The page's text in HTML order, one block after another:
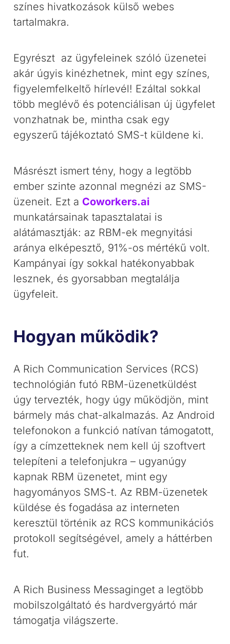
színes hivatkozások külső webes
tartalmakra.
Egyrészt az ügyfeleinek szóló üzenetei
akár úgyis kinézhetnek, mint egy színes,
figyelemfelkeltő hírlevél! Ezáltal sokkal
több meglévő és potenciálisan új ügyfelet
vonzhatnak be, mintha csak egy
egyszerű tájékoztató SMS-t küldene ki.
Másrészt ismert tény, hogy a legtöbb
ember szinte azonnal megnézi az SMS-
üzeneit. Ezt a Coworkers.ai
munkatársainak tapasztalatai is
alátámasztják: az RBM-ek megnyitási
aránya elképesztő, 91%-os mértékű volt.
Kampányai így sokkal hatékonyabbak
lesznek, és gyorsabban megtalálja
ügyfeleit.
Hogyan működik?
A Rich Communication Services (RCS)
technológián futó RBM-üzenetküldést
úgy tervezték, hogy úgy működjön, mint
bármely más chat-alkalmazás. Az Android
telefonokon a funkció natívan támogatott,
így a címzetteknek nem kell új szoftvert
telepíteni a telefonjukra – ugyanúgy
kapnak RBM üzenetet, mint egy
hagyományos SMS-t. Az RBM-üzenetek
küldése és fogadása az interneten
keresztül történik az RCS kommunikációs
protokoll segítségével, amely a háttérben
fut.
A Rich Business Messaginget a legtöbb
mobilszolgáltató és hardvergyártó már
támogatja világszerte.